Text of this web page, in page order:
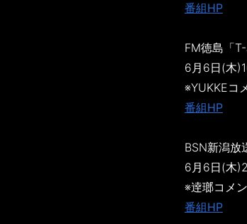
番組HP
FM徳島「T-
6月6日(木
※YUKKEコ
番組HP
BSN新潟放
6月6日(木
※逹瑯コメ
番組HP